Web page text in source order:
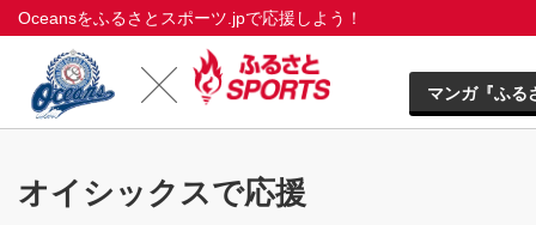
Oceansをふるさとスポーツ.jpで応援しよう！
マンガ『ふる
オイシックスで応援